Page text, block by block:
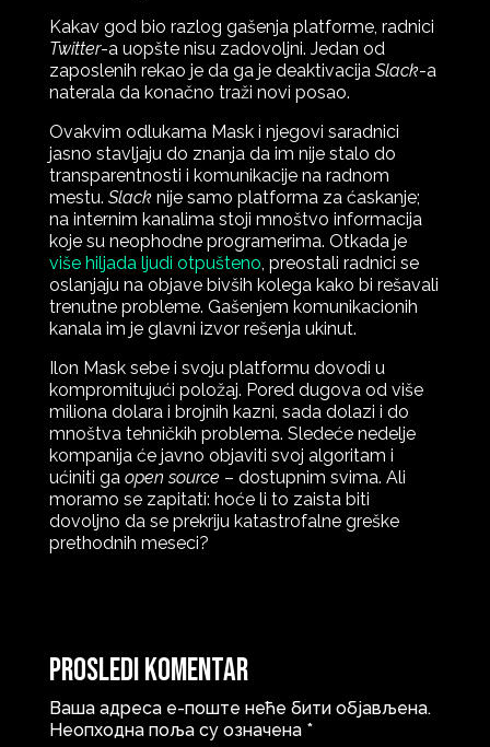
Kakav god bio razlog gašenja platforme, radnici
Twitter-a uopšte nisu zadovoljni. Jedan od
zaposlenih rekao je da ga je deaktivacija Slack-a
naterala da konačno traži novi posao.
Ovakvim odlukama Mask i njegovi saradnici
jasno stavljaju do znanja da im nije stalo do
transparentnosti i komunikacije na radnom
mestu. Slacknije samo platforma za ćaskanje;
na internim kanalima stoji mnoštvo informacija
koje su neophodne programerima. Otkada je
više hiljada ljudi otpušteno, preostali radnici se
oslanjaju na objave bivših kolega kako bi rešavali
trenutne probleme. Gašenjem komunikacionih
kanala im je glavni izvor rešenja ukinut.
Ilon Mask sebe i svoju platformu dovodi u
kompromitujući položaj. Pored dugova od više
miliona dolara i brojnih kazni, sada dolazi i do
mnoštva tehničkih problema. Sledeće nedelje
kompanija će javno objaviti svoj algoritam i
ućiniti ga open source – dostupnim svima. Ali
moramo se zapitati: hoće li to zaista biti
dovoljno da se prekriju katastrofalne greške
prethodnih meseci?
Prosledi komentar
Ваша адреса е-поште неће бити објављена.
Неопходна поља су означена *